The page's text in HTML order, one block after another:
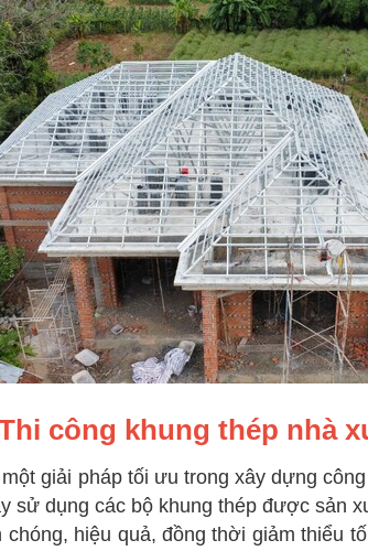
công khung thép nhà
giải pháp tối ưu trong xây dựng
sử dụng các bộ khung thép được sản
hiệu quả, đồng thời giảm thiểu